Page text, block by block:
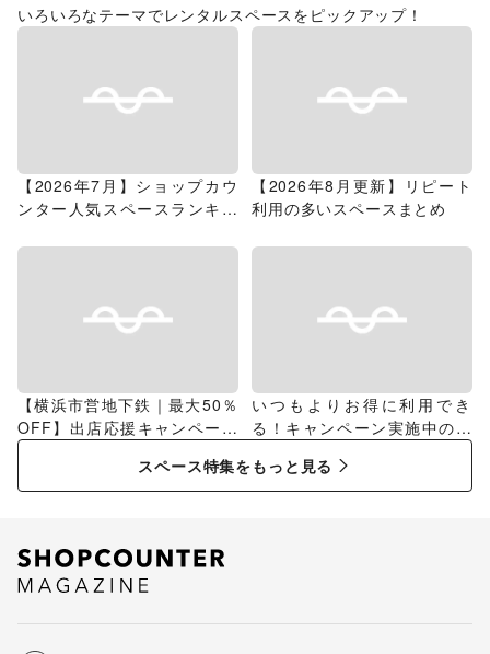
いろいろなテーマでレンタルスペースをピックアップ！
【2026年7月】ショップカウ
ンター人気スペースランキン
【2026年8月更新】リピート
利用の多いスペースまとめ
【横浜市営地下鉄｜最大50％
OFF】出店応援キャンペーン
特集
いつもよりお得に利用でき
る！キャンペーン実施中のス
スペース特集をもっと見る